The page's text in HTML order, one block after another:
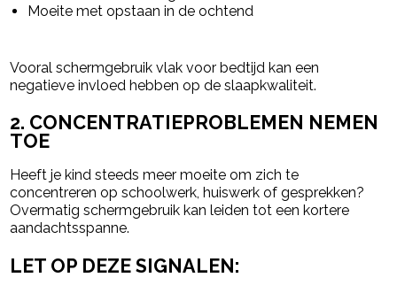
Moeite met opstaan in de ochtend
Vooral schermgebruik vlak voor bedtijd kan een
negatieve invloed hebben op de slaapkwaliteit.
2. CONCENTRATIEPROBLEMEN NEMEN
TOE
Heeft je kind steeds meer moeite om zich te
concentreren op schoolwerk, huiswerk of gesprekken?
Overmatig schermgebruik kan leiden tot een kortere
aandachtsspanne.
LET OP DEZE SIGNALEN: